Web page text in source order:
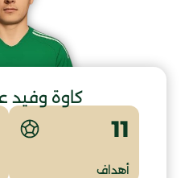
كاوة وفيد
11
أهداف